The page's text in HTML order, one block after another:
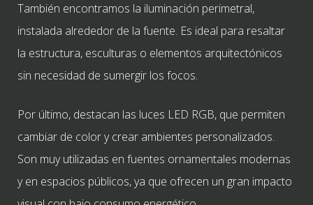
También encontramos la iluminación perimetral,
instalada alrededor de la fuente. Es ideal para resaltar
la estructura, esculturas o elementos arquitectónicos
sin necesidad de sumergir los focos.
Por último, destacan las luces LED RGB, que permiten
cambiar de color y crear ambientes personalizados.
Son muy utilizadas en fuentes ornamentales modernas
y en espacios públicos, ya que ofrecen un gran impacto